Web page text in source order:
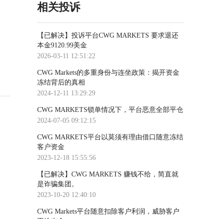
相关投诉
【已解决】投诉平台CWG MARKETS 要求退还
本金9120.99美金
2026-03-11 12:51:22
CWG Markets的多重身份与连坐政策：揭开资金
冻结背后的真相
2024-12-11 13:29:29
CWG MARKETS锁单情况下，平台恶意全部平仓
2024-07-05 09:12:15
CWG MARKETS平台以莫须有理由借口随意冻结
客户资金
2023-12-18 15:55:56
【已解决】CWG MARKETS 赚钱不给，简直就
是诈骗集团。
2023-10-20 12:40:10
CWG Markets平台随意扣除客户利润，威胁客户